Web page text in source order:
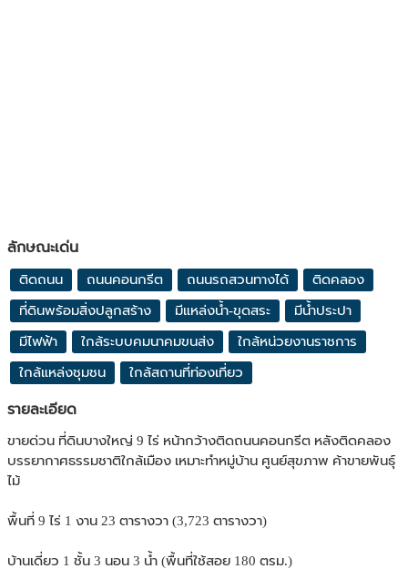
ลักษณะเด่น
ติดถนน ถนนคอนกรีต ถนนรถสวนทางได้ ติดคลอง
ที่ดินพร้อมสิ่งปลูกสร้าง มีแหล่งน้ำ-ขุดสระ มีน้ำประปา
มีไฟฟ้า ใกล้ระบบคมนาคมขนส่ง ใกล้หน่วยงานราชการ
ใกล้แหล่งชุมชน ใกล้สถานที่ท่องเที่ยว
รายละเอียด
ขายด่วน ที่ดินบางใหญ่ 9 ไร่ หน้ากว้างติดถนนคอนกรีต หลังติดคลอง
บรรยากาศธรรมชาติใกล้เมือง เหมาะทำหมู่บ้าน ศูนย์สุขภาพ ค้าขายพันธ์ุ
ไม้
พื้นที่ 9 ไร่ 1 งาน 23 ตารางวา (3,723 ตารางวา)
บ้านเดี่ยว 1 ชั้น 3 นอน 3 น้ำ (พื้นที่ใช้สอย 180 ตรม.)